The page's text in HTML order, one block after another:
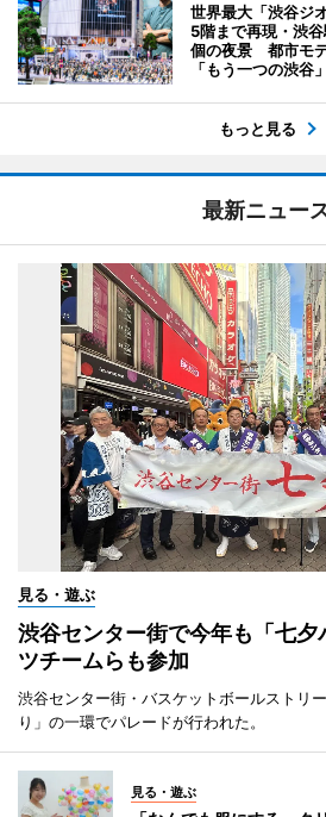
世界最大「渋谷ジ
5階まで再現・渋
個の夜景 都市モ
「もう一つの渋谷」
もっと見る
最新ニュー
見る・遊ぶ
渋谷センター街で今年も「七
ツチームらも参加
渋谷センター街・バスケットボールストリ
り」の一環でパレードが行われた。
見る・遊ぶ